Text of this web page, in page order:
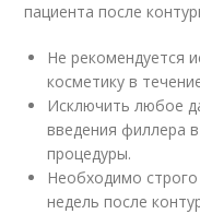
пациента после
Не рекомендуется
косметику в
Исключить любое
введения филлера
процедуры.
Необходимо
недель после